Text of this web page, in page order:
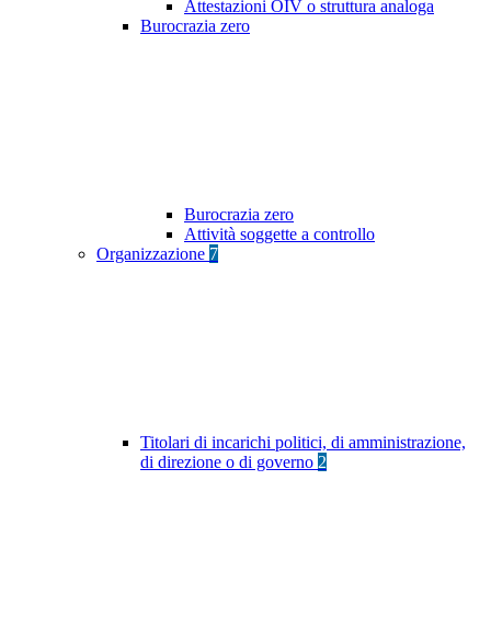
Attestazioni OIV o struttura analoga
Burocrazia zero
Burocrazia zero
Attività soggette a controllo
Organizzazione 7
Titolari di incarichi politici, di amministrazione,
di direzione o di governo 2